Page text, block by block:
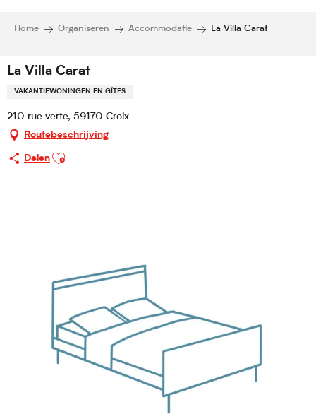
Home Organiseren Accommodatie La Villa Carat
La Villa Carat
VAKANTIEWONINGEN EN GÎTES
210 rue verte, 59170 Croix
Routebeschrijving
Delen
Ajouter aux favoris